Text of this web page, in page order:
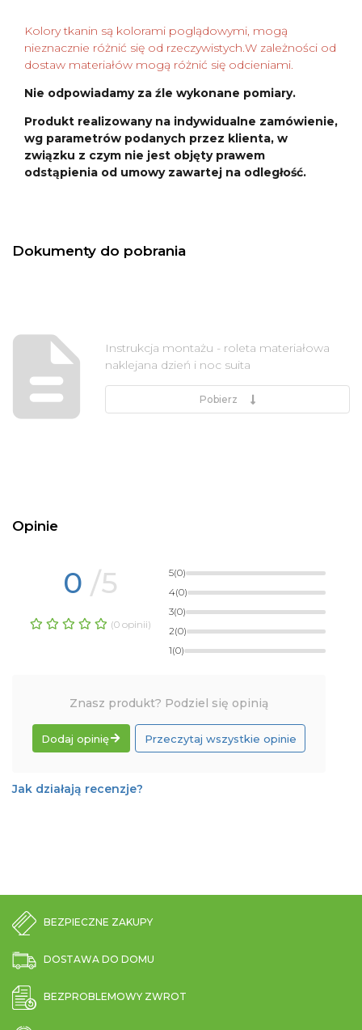
Kolory tkanin są kolorami poglądowymi, mogą
nieznacznie różnić się od rzeczywistych.W zależności od
dostaw materiałów mogą różnić się odcieniami.
Nie odpowiadamy za źle wykonane pomiary.
Produkt realizowany na indywidualne zamówienie,
wg parametrów podanych przez klienta, w
związku z czym nie jest objęty prawem
odstąpienia od umowy zawartej na odległość.
Dokumenty do pobrania
Instrukcja montażu - roleta materiałowa
naklejana dzień i noc suita
Pobierz
Opinie
0 /5
(0 opinii)
5(0)
4(0)
3(0)
2(0)
1(0)
Znasz produkt? Podziel się opinią
Dodaj opinię Przeczytaj wszystkie opinie
Jak działają recenzje?
BEZPIECZNE ZAKUPY
DOSTAWA DO DOMU
BEZPROBLEMOWY ZWROT